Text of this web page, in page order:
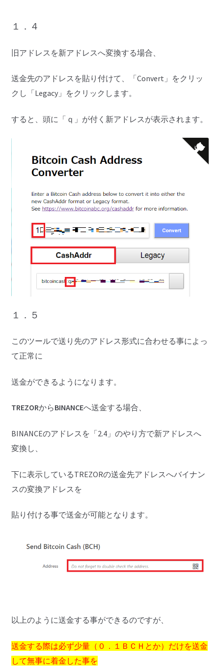
１．４
旧アドレスを新アドレスへ変換する場合、
送金先のアドレスを貼り付けて、「Convert」をクリッ
クし「Legacy」をクリックします。
すると、頭に「ｑ」が付く新アドレスが表示されます。
１．５
このツールで送り先のアドレス形式に合わせる事によっ
て正常に
送金ができるようになります。
TREZORからBINANCEへ送金する場合、
BINANCEのアドレスを「2.4」のやり方で新アドレスへ
変換し、
下に表示しているTREZORの送金先アドレスへバイナン
スの変換アドレスを
貼り付ける事で送金が可能となります。
以上のように送金する事ができるのですが、
送金する際は必ず少量（０．１ＢＣＨとか）だけを送金
して無事に着金した事を